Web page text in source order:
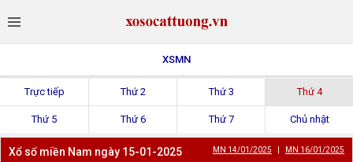
XSMN
Trực tiếp Thứ 2 Thứ 3 Thứ 4
Thứ 5 Thứ 6 Thứ 7 Chủ nhật
Xổ số miền Nam ngày 15-01-2025 MN 14/01/2025 MN 16/01/2025